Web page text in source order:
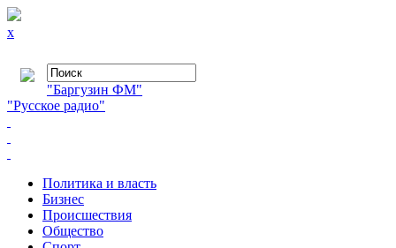
x
"Баргузин ФМ"
"Русское радио"
Политика и власть
Бизнес
Происшествия
Общество